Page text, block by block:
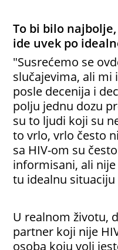
To bi bilo
ide uvek po
"Susrećemo se
slučajevima, ali
posle decenija i
polju jednu dozu
su to ljudi koji su
to vrlo, vrlo često
sa HIV-om su
informisani, ali
tu idealnu
U realnom životu,
partner koji nije
osoba koju voli